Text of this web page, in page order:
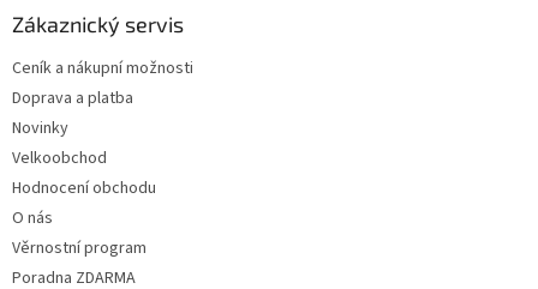
Zákaznický servis
Ceník a nákupní možnosti
Doprava a platba
Novinky
Velkoobchod
Hodnocení obchodu
O nás
Věrnostní program
Poradna ZDARMA